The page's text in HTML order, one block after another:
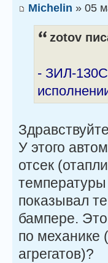
Michelin » 05
zotov
- ЗИЛ-
У этого
отсек
показывал
бампере.
по механике
агрегатов)?